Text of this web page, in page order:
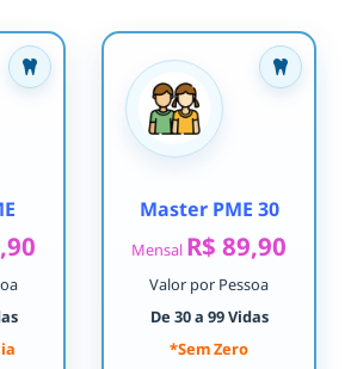
Master PME 30
Mensal R$ 89,90
Valor por Pessoa
De 30 a 99 Vidas
*Sem Zero